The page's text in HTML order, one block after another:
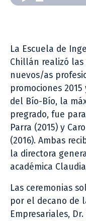
La Escuela de
Chillán realizó
nuevos/as
promociones
del Bío-Bío, la
pregrado, fue
Parra (2015) y
(2016). Ambas
la directora
académica
Las ceremonias
por el decano de
Empresariales,